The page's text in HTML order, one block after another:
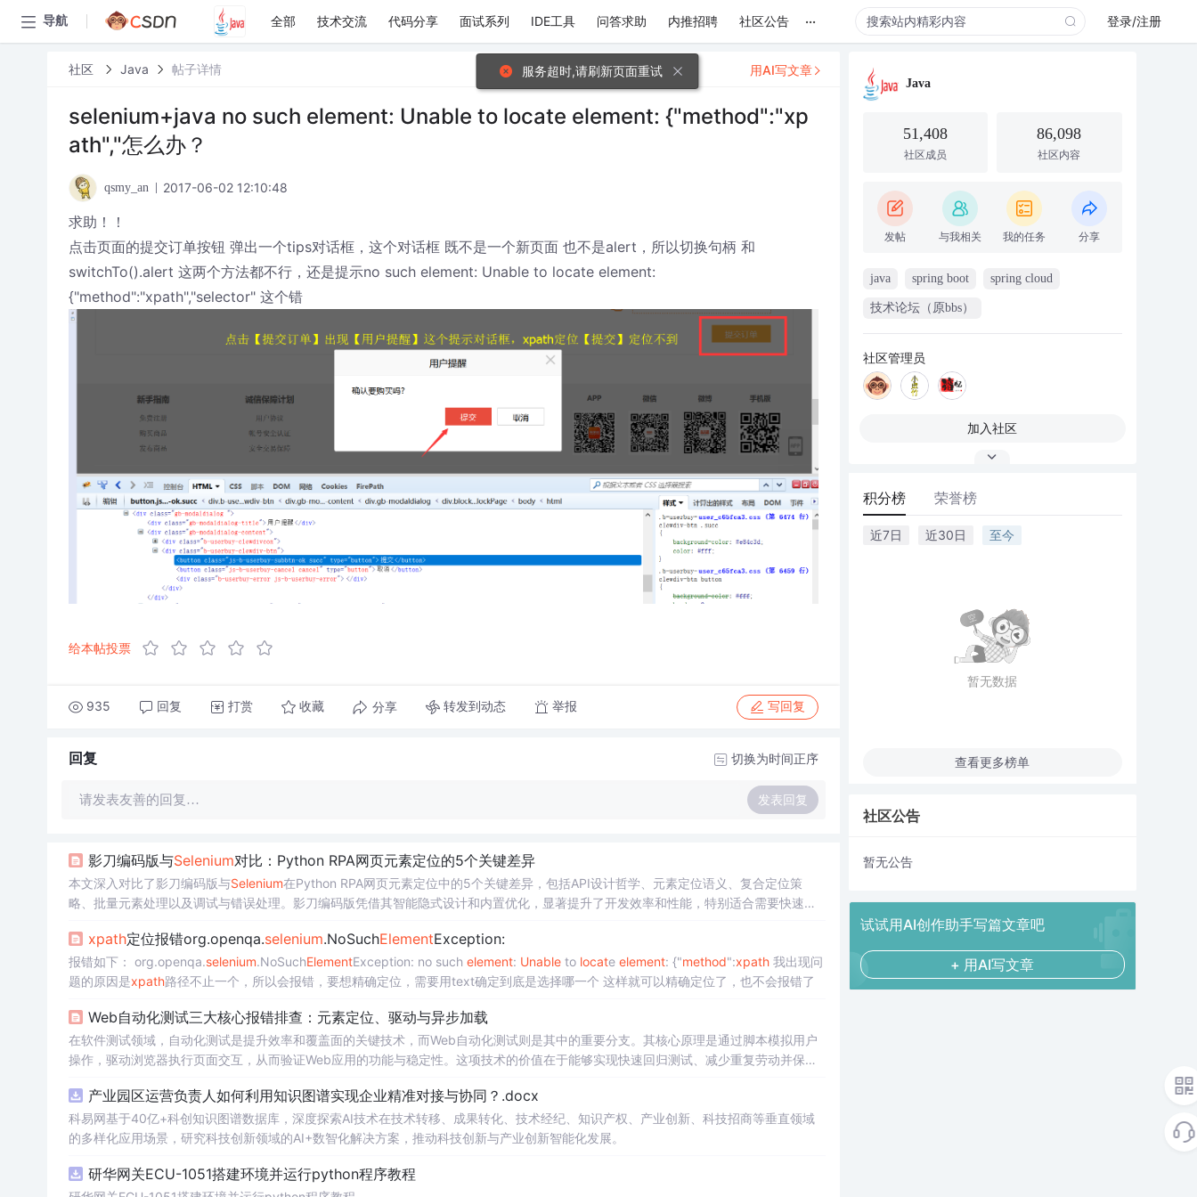
导航 全部 技术交流 代码分享 面试系列 IDE工具 问答求助 内推招聘 社区公告 ... 登录/注册
社区 Java 帖子详情
selenium+java no such element: Unable to locate element: {"method":"xp
ath","怎么办？
qsmy_an 2017-06-02 12:10:48
求助！！
点击页面的提交订单按钮 弹出一个tips对话框，这个对话框 既不是一个新页面 也不是alert，所以切换句柄 和
switchTo().alert 这两个方法都不行，还是提示no such element: Unable to locate element:
{"method":"xpath","selector" 这个错
给本帖投票
935 回复 打赏 收藏 分享 转发到动态 举报 写回复
用AI写文章
回复 切换为时间正序
请发表友善的回复… 发表回复
影刀编码版与Selenium对比：Python RPA网页元素定位的5个关键差异
本文深入对比了影刀编码版与Selenium在Python RPA网页元素定位中的5个关键差异，包括API设计哲学、元素定位语义、复合定位策
略、批量元素处理以及调试与错误处理。影刀编码版凭借其智能隐式设计和内置优化，显著提升了开发效率和性能，特别适合需要快速实
xpath定位报错org.openqa.selenium.NoSuchElementException:
报错如下： org.openqa.selenium.NoSuchElementException: no such element: Unableto locate element: {"method":xpath我出现问
题的原因是xpath 路径不止一个，所以会报错，要想精确定位，需要用text确定到底是选择哪一个 这样就可以精确定位了，也不会报错了
Web自动化测试三大核心报错排查：元素定位、驱动与异步加载
在软件测试领域，自动化测试是提升效率和覆盖面的关键技术，而Web自动化测试则是其中的重要分支。其核心原理是通过脚本模拟用户
操作，驱动浏览器执行页面交互，从而验证Web应用的功能与稳定性。这项技术的价值在于能够实现快速回归测试、减少重复劳动并保障
素定位失败、浏览器驱动问题以及异步加载超时等典型挑战，这些正是影响脚本稳定性的关键因素。本文将聚焦于这些高频问题，深入解
析其成因并
产业园区运营负责人如何利用知识图谱实现企业精准对接与协同？.docx
科易网基于40亿+科创知识图谱数据库，深度探索AI技术在技术转移、成果转化、技术经纪、知识产权、产业创新、科技招商等垂直领域
的多样化应用场景，研究科技创新领域的AI+数智化解决方案，推动科技创新与产业创新智能化发展。
研华网关ECU-1051搭建环境并运行python程序教程
Java
51,408
社区成员
86,098
社区内容
发帖 与我相关 我的任务 分享
java spring boot spring cloud
技术论坛（原bbs）
社区管理员
加入社区
积分榜 荣誉榜
近7日 近30日 至今
暂无数据
查看更多榜单
社区公告
暂无公告
试试用AI创作助手写篇文章吧
+ 用AI写文章
服务超时,请刷新页面重试